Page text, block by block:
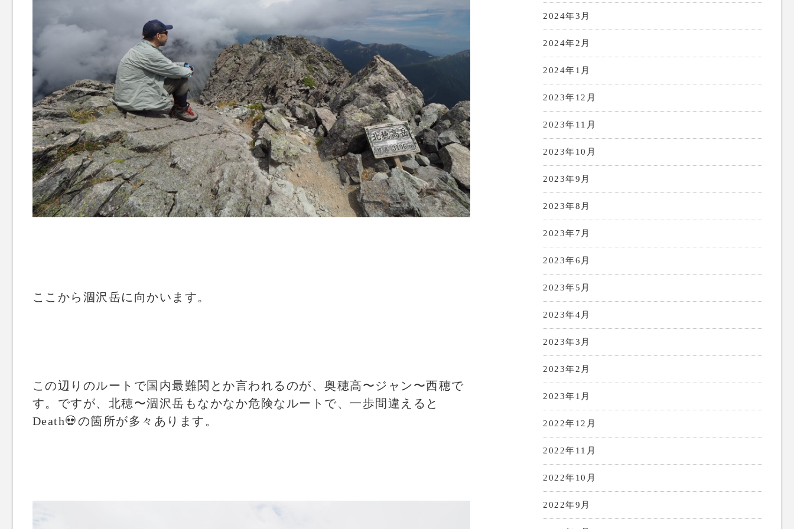
ここから涸沢岳に向かいます。
この辺りのルートで国内最難関とか言われるのが、奥穂高〜ジャン〜西穂で
す。ですが、北穂〜涸沢岳もなかなか危険なルートで、一歩間違えると
Death💀の箇所が多々あります。
2024年3月
2024年2月
2024年1月
2023年12月
2023年11月
2023年10月
2023年9月
2023年8月
2023年7月
2023年6月
2023年5月
2023年4月
2023年3月
2023年2月
2023年1月
2022年12月
2022年11月
2022年10月
2022年9月